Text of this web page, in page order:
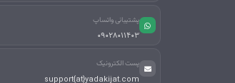
پشتیبانی واتساپ
09028011403
پست الکترونیک
support{at}yadakijat.com